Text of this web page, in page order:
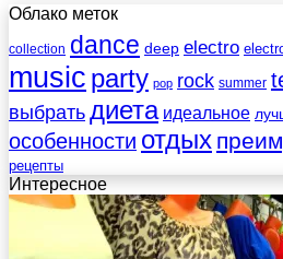
Облако меток
collection dance deep electro
music party pop rock summer
выбратьдиета идеальное
особенности отдых
рецепты
Интересное